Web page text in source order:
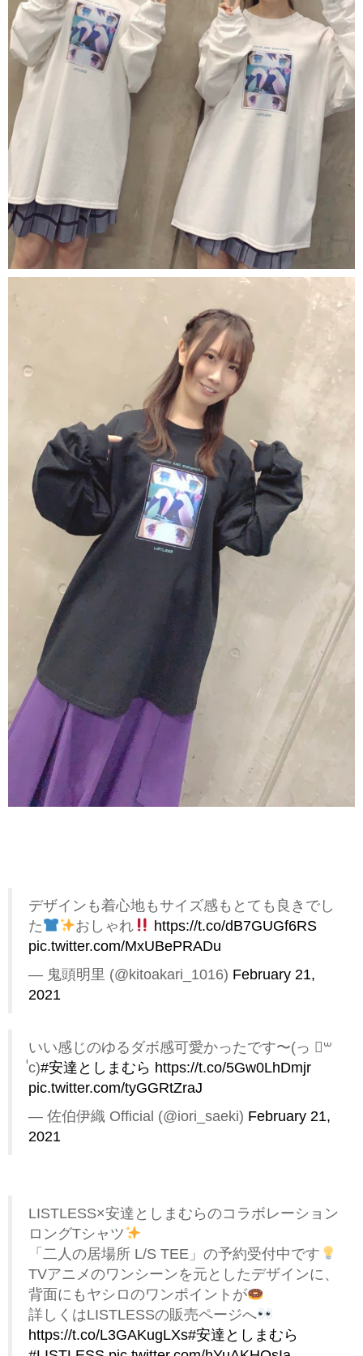
デザインも着心地もサイズ感もとても良きでし
た
おしゃれ
https://t.co/dB7GUGf6RS
pic.twitter.com/MxUBePRADu
— 鬼頭明里 (@kitoakari_1016) February 21,
2021
いい感じのゆるダボ感可愛かったです〜(っ ॑꒳
॑c)#安達としまむら https://t.co/5Gw0LhDmjr
pic.twitter.com/tyGGRtZraJ
— 佐伯伊織 Official (@iori_saeki) February 21,
2021
LISTLESS×安達としまむらのコラボレーション
ロングTシャツ
「二人の居場所 L/S TEE」の予約受付中です
TVアニメのワンシーンを元としたデザインに、
背面にもヤシロのワンポイントが
詳しくはLISTLESSの販売ページへ
https://t.co/L3GAKugLXs#安達としまむら